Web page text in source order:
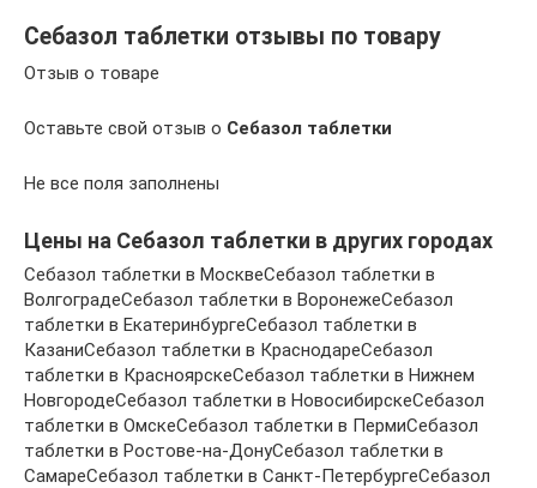
Себазол таблетки отзывы по товару
Отзыв о товаре
Оставьте свой отзыв о Себазол таблетки
Не все поля заполнены
Цены на Себазол таблетки в других городах
Себазол таблетки в МосквеСебазол таблетки в
ВолгоградеСебазол таблетки в ВоронежеСебазол
таблетки в ЕкатеринбургеСебазол таблетки в
КазаниСебазол таблетки в КраснодареСебазол
таблетки в КрасноярскеСебазол таблетки в Нижнем
НовгородеСебазол таблетки в НовосибирскеСебазол
таблетки в ОмскеСебазол таблетки в ПермиСебазол
таблетки в Ростове-на-ДонуСебазол таблетки в
СамареСебазол таблетки в Санкт-ПетербургеСебазол